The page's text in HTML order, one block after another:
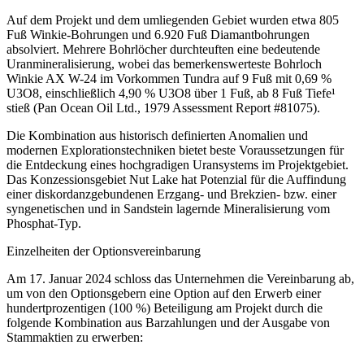
Auf dem Projekt und dem umliegenden Gebiet wurden etwa 805
Fuß Winkie-Bohrungen und 6.920 Fuß Diamantbohrungen
absolviert. Mehrere Bohrlöcher durchteuften eine bedeutende
Uranmineralisierung, wobei das bemerkenswerteste Bohrloch
Winkie AX W-24 im Vorkommen Tundra auf 9 Fuß mit 0,69 %
U3O8, einschließlich 4,90 % U3O8 über 1 Fuß, ab 8 Fuß Tiefe¹
stieß (Pan Ocean Oil Ltd., 1979 Assessment Report #81075).
Die Kombination aus historisch definierten Anomalien und
modernen Explorationstechniken bietet beste Voraussetzungen für
die Entdeckung eines hochgradigen Uransystems im Projektgebiet.
Das Konzessionsgebiet Nut Lake hat Potenzial für die Auffindung
einer diskordanzgebundenen Erzgang- und Brekzien- bzw. einer
syngenetischen und in Sandstein lagernde Mineralisierung vom
Phosphat-Typ.
Einzelheiten der Optionsvereinbarung
Am 17. Januar 2024 schloss das Unternehmen die Vereinbarung ab,
um von den Optionsgebern eine Option auf den Erwerb einer
hundertprozentigen (100 %) Beteiligung am Projekt durch die
folgende Kombination aus Barzahlungen und der Ausgabe von
Stammaktien zu erwerben: